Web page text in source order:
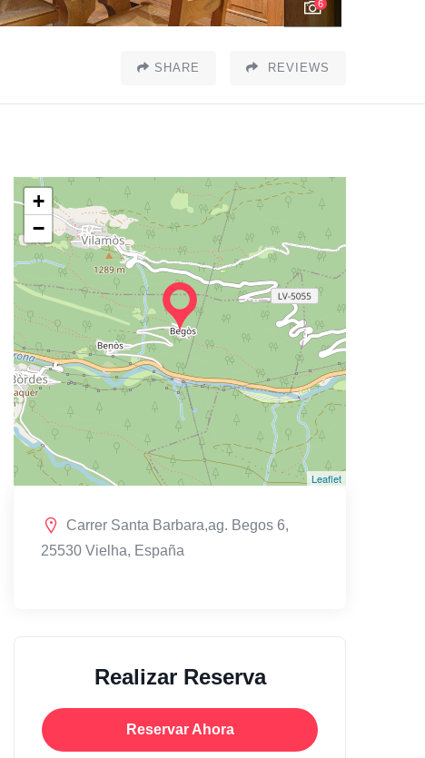
6
SHARE REVIEWS
+
−
Leaflet
Carrer Santa Barbara,ag. Begos 6,
25530 Vielha, España
Realizar Reserva
Reservar Ahora